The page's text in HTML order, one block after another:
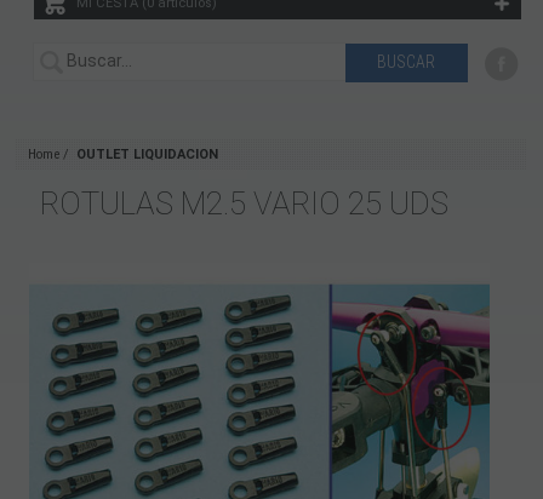
Home OUTLET LIQUIDACION
ROTULAS M2.5 VARIO 25 UDS